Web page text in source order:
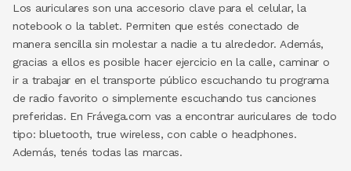
Los auriculares son una accesorio clave para el celular, la
notebook o la tablet. Permiten que estés conectado de
manera sencilla sin molestar a nadie a tu alrededor. Además,
gracias a ellos es posible hacer ejercicio en la calle, caminar o
ir a trabajar en el transporte público escuchando tu programa
de radio favorito o simplemente escuchando tus canciones
preferidas. En Frávega.com vas a encontrar auriculares de todo
tipo: bluetooth, true wireless, con cable o headphones.
Además, tenés todas las marcas.